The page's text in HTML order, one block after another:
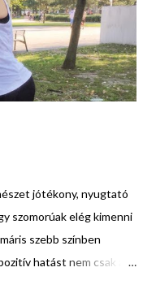
össze ügyességüket
majd a ...
jótékony, nyugtató
szomorúak elég kimenni
szebb színben
hatást nem csak a